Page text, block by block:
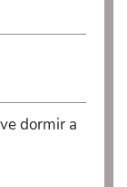
dormir a